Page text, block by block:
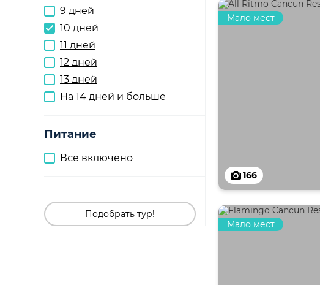
9 дней
10 дней
11 дней
12 дней
13 дней
На 14 дней и больше
Питание
Все включено
Подобрать тур!
166
Мало мест
Мало мест